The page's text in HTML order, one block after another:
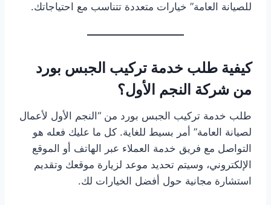
للصيانة العامة” خيارات متعددة تتناسب مع احتياجاتك.
كيفية طلب خدمة تركيب الجبس بورد
من شركة النجم الأول؟
طلب خدمة تركيب الجبس بورد من “النجم الأول لأعمال
لصيانة العامة” أمر بسيط للغاية. كل ما عليك فعله هو
التواصل مع فريق خدمة العملاء عبر الهاتف أو الموقع
الإلكتروني، وسيتم تحديد موعد لزيارة موقعك وتقديم
استشارة مجانية حول أفضل الخيارات لك.